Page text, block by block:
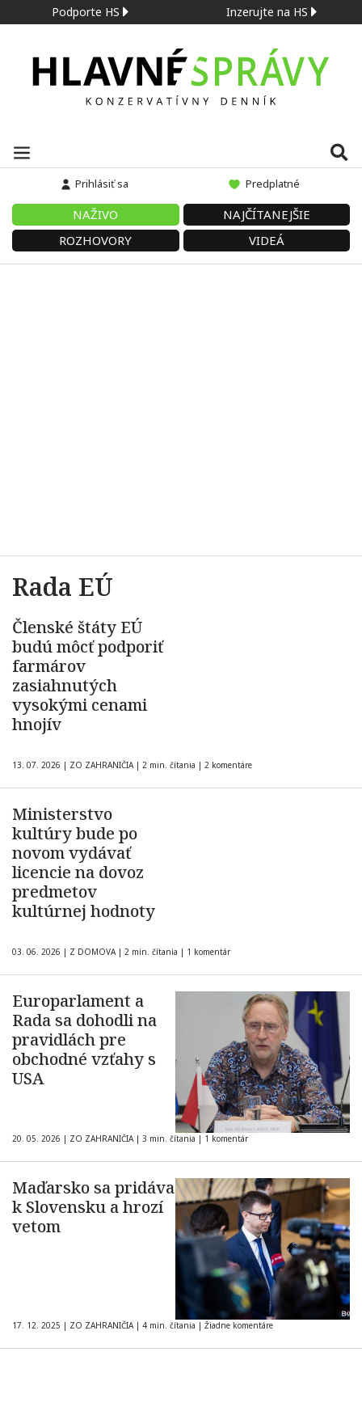
Podporte HS Inzerujte na HS
Prihlásiť sa Predplatné
NAŽIVO
NAJČÍTANEJŠIE
ROZHOVORY
VIDEÁ
Rada EÚ
Členské štáty EÚ
budú môcť podporiť
farmárov
zasiahnutých
vysokými cenami
hnojív
13. 07. 2026 | ZO ZAHRANIČIA | 2 min. čítania | 2 komentáre
Ministerstvo
kultúry bude po
novom vydávať
licencie na dovoz
predmetov
kultúrnej hodnoty
03. 06. 2026 | Z DOMOVA | 2 min. čítania | 1 komentár
Europarlament a
Rada sa dohodli na
pravidlách pre
obchodné vzťahy s
USA
20. 05. 2026 | ZO ZAHRANIČIA | 3 min. čítania | 1 komentár
Maďarsko sa pridáva
k Slovensku a hrozí
vetom
17. 12. 2025 | ZO ZAHRANIČIA | 4 min. čítania | Žiadne komentáre